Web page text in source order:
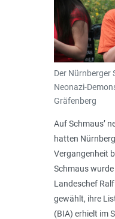
Der Nürnberger
Neonazi-
Gräfenberg
Auf Schmaus’
hatten
Vergangenheit
Schmaus
Landeschef
gewählt, ihre
(BIA) erhielt im